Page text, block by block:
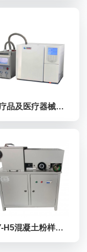
医疗品及医疗器械环氧乙烷检测色谱仪
RY-H5混凝土粉样分层研磨机